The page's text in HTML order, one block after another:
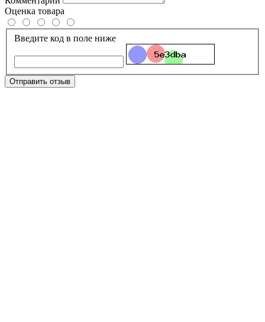
Оценка товара
Введите код в поле ниже
Отправить отзыв